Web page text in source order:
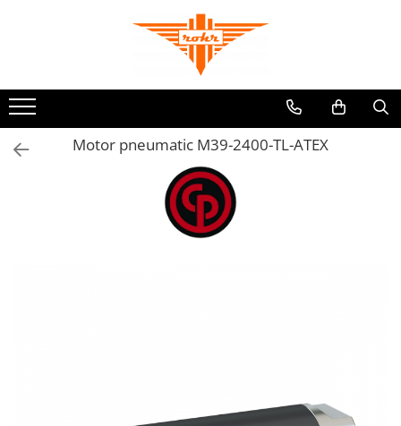
Pneumatice
Accesorii retele pneumatice
Adaptori
Motor pneumatic M39-2400-TL-ATEX